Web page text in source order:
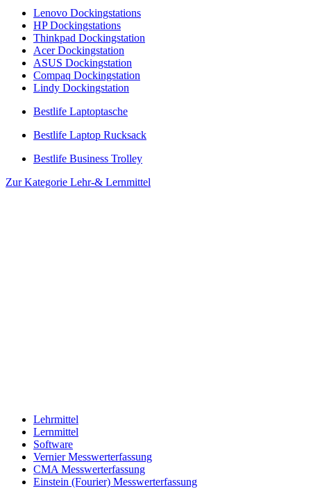
Lenovo Dockingstations
HP Dockingstations
Thinkpad Dockingstation
Acer Dockingstation
ASUS Dockingstation
Compaq Dockingstation
Lindy Dockingstation
Bestlife Laptoptasche
Bestlife Laptop Rucksack
Bestlife Business Trolley
Zur Kategorie Lehr-& Lernmittel
Lehrmittel
Lernmittel
Software
Vernier Messwerterfassung
CMA Messwerterfassung
Einstein (Fourier) Messwerterfassung